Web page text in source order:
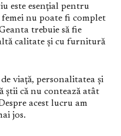
este esențial pentru
nu poate fi complet
trebuie să fie
calitate și cu furnitură
viață, personalitatea și
știi că nu contează atât
acest lucru am
jos.